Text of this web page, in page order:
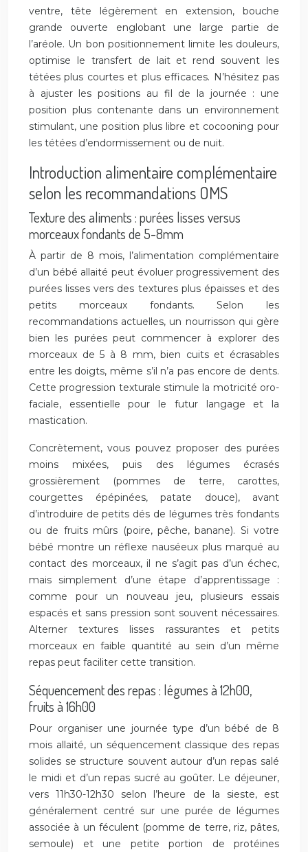
ventre, tête légèrement en extension, bouche
grande ouverte englobant une large partie de
l’aréole. Un bon positionnement limite les douleurs,
optimise le transfert de lait et rend souvent les
tétées plus courtes et plus efficaces. N’hésitez pas
à ajuster les positions au fil de la journée : une
position plus contenante dans un environnement
stimulant, une position plus libre et cocooning pour
les tétées d’endormissement ou de nuit.
Introduction alimentaire complémentaire
selon les recommandations OMS
Texture des aliments : purées lisses versus
morceaux fondants de 5-8mm
À partir de 8 mois, l’alimentation complémentaire
d’un bébé allaité peut évoluer progressivement des
purées lisses vers des textures plus épaisses et des
petits morceaux fondants. Selon les
recommandations actuelles, un nourrisson qui gère
bien les purées peut commencer à explorer des
morceaux de 5 à 8 mm, bien cuits et écrasables
entre les doigts, même s’il n’a pas encore de dents.
Cette progression texturale stimule la motricité oro-
faciale, essentielle pour le futur langage et la
mastication.
Concrètement, vous pouvez proposer des purées
moins mixées, puis des légumes écrasés
grossièrement (pommes de terre, carottes,
courgettes épépinées, patate douce), avant
d’introduire de petits dés de légumes très fondants
ou de fruits mûrs (poire, pêche, banane). Si votre
bébé montre un réflexe nauséeux plus marqué au
contact des morceaux, il ne s’agit pas d’un échec,
mais simplement d’une étape d’apprentissage :
comme pour un nouveau jeu, plusieurs essais
espacés et sans pression sont souvent nécessaires.
Alterner textures lisses rassurantes et petits
morceaux en faible quantité au sein d’un même
repas peut faciliter cette transition.
Séquencement des repas : légumes à 12h00,
fruits à 16h00
Pour organiser une journée type d’un bébé de 8
mois allaité, un séquencement classique des repas
solides se structure souvent autour d’un repas salé
le midi et d’un repas sucré au goûter. Le déjeuner,
vers 11h30-12h30 selon l’heure de la sieste, est
généralement centré sur une purée de légumes
associée à un féculent (pomme de terre, riz, pâtes,
semoule) et une petite portion de protéines